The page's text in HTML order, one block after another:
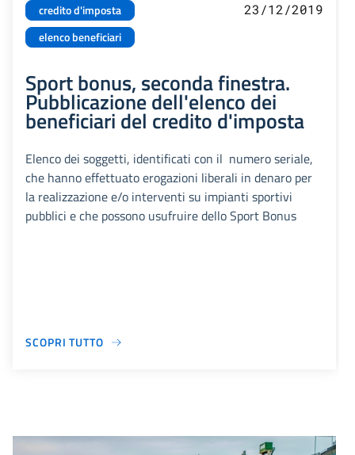
credito d'imposta
elenco beneficiari
23/12/2019
Sport bonus, seconda finestra.
Pubblicazione dell'elenco dei
beneficiari del credito d'imposta
Elenco dei soggetti, identificati con il numero seriale,
che hanno effettuato erogazioni liberali in denaro per
la realizzazione e/o interventi su impianti sportivi
pubblici e che possono usufruire dello Sport Bonus
SCOPRI TUTTO